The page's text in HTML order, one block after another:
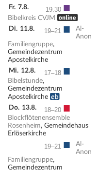
Fr. 7.8. 19.30 ■
Bibelkreis CVJM
, ONLINE
Di. 11.8. 19–21 ■
Al-
Anon
Familiengruppe,
Gemeindezentrum
Apostelkirche
Mi. 12.8. 17–18 ■
Bibelstunde,
Gemeindezentrum
Apostelkirche Erwachsenenbildung
Do. 13.8. 18–20 ■
Blockflötenensemble
Rosenheim, Gemeindehaus
Erlöserkirche
19–21 ■
Al-
Anon
Familiengruppe,
Gemeindezentrum